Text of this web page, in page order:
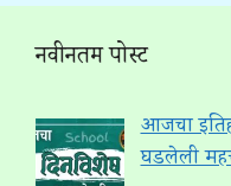
नवीनतम पोस्ट
आजचा
घडलेली